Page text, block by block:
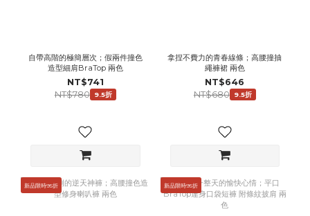
自帶高階的極簡層次；假兩件撞色
造型細肩BraTop 兩色
NT$741
NT$780
9.5折
拿捏不費力的青春線條；高腰撞抽
繩褲裙 兩色
NT$646
NT$680
9.5折
新品限時95折 新品限時95折